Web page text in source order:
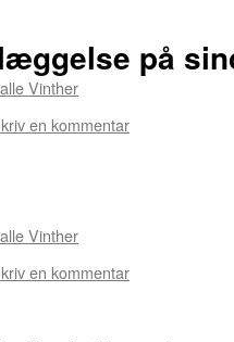
på
Vinther
en kommentar
Vinther
en kommentar